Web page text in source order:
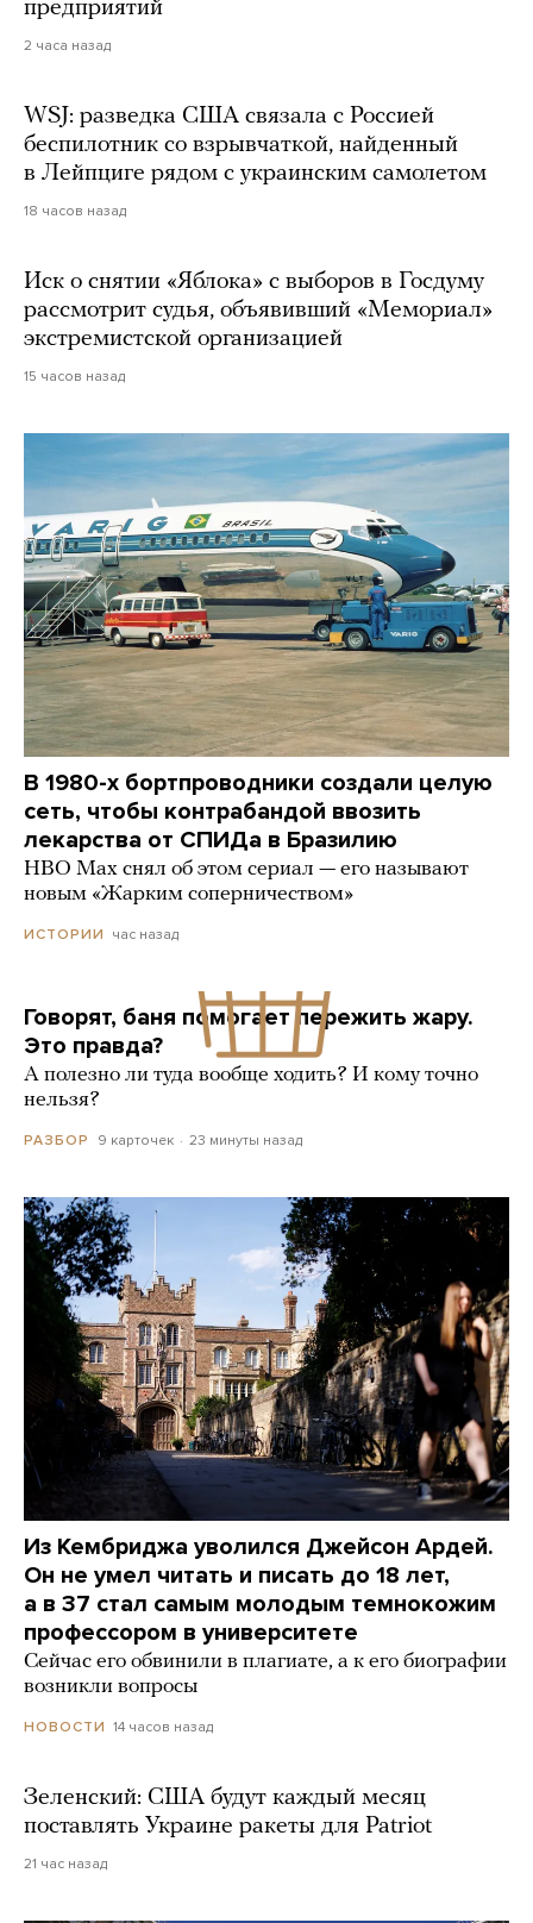
предприятий
2 часа назад
WSJ: разведка США связала с Россией
беспилотник со взрывчаткой, найденный
в Лейпциге рядом с украинским самолетом
18 часов назад
Иск о снятии «Яблока» с выборов в Госдуму
рассмотрит судья, объявивший «Мемориал»
экстремистской организацией
15 часов назад
В 1980-х бортпроводники создали целую
сеть, чтобы контрабандой ввозить
лекарства от СПИДа в Бразилию
HBO Max снял об этом сериал — его называют
новым «Жарким соперничеством»
ИСТОРИИ час назад
Говорят, баня помогает пережить жару.
Это правда?
А полезно ли туда вообще ходить? И кому точно
нельзя?
РАЗБОР 9 карточек 23 минуты назад
Из Кембриджа уволился Джейсон Ардей.
Он не умел читать и писать до 18 лет,
а в 37 стал самым молодым темнокожим
профессором в университете
Сейчас его обвинили в плагиате, а к его биографии
возникли вопросы
НОВОСТИ 14 часов назад
Зеленский: США будут каждый месяц
поставлять Украине ракеты для Patriot
21 час назад